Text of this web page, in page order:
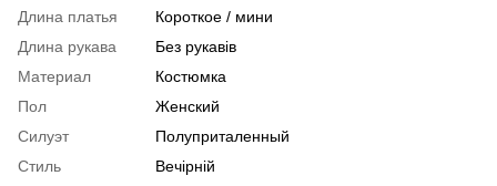
Длина платья
Короткое / мини
Длина рукава
Без рукавів
Материал
Костюмка
Пол
Женский
Силуэт
Полуприталенный
Стиль
Вечірній